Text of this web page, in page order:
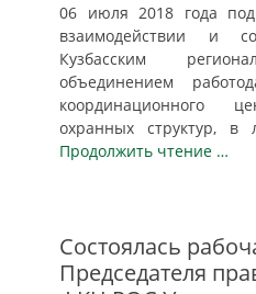
06 июля 2018 года
взаимодействии и
Кузбасским
объединением
координационного
охранных структур, в
Продолжить чтение …
Состоялась
Председателя